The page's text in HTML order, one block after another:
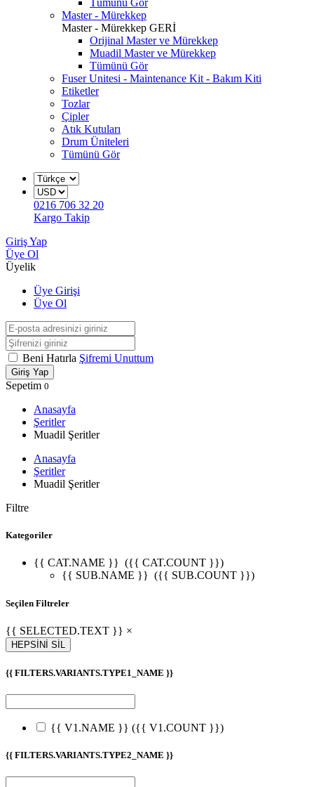
Tümünü Gör
Master - Mürekkep
Master - Mürekkep GERİ
Orijinal Master ve Mürekkep
Muadil Master ve Mürekkep
Tümünü Gör
Fuser Unitesi - Maintenance Kit - Bakım Kiti
Etiketler
Tozlar
Çipler
Atık Kutuları
Drum Üniteleri
Tümünü Gör
0216 706 32 20
Kargo Takip
Giriş Yap
Üye Ol
Üyelik
Üye Girişi
Üye Ol
Beni Hatırla Şifremi Unuttum
Giriş Yap
Sepetim 0
Anasayfa
Şeritler
Muadil Şeritler
Anasayfa
Şeritler
Muadil Şeritler
Filtre
Kategoriler
{{ CAT.NAME }} ({{ CAT.COUNT }})
{{ SUB.NAME }} ({{ SUB.COUNT }})
Seçilen Filtreler
{{ SELECTED.TEXT }} ×
HEPSİNİ SİL
{{ FILTERS.VARIANTS.TYPE1_NAME }}
{{ V1.NAME }} ({{ V1.COUNT }})
{{ FILTERS.VARIANTS.TYPE2_NAME }}